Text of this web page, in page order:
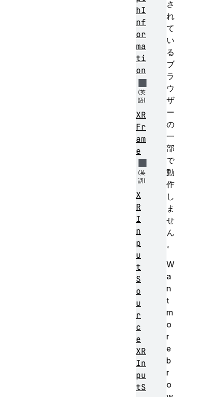
さ
れ
て
い
る
ブ
ラ
ウ
ザ
ー
の
一
部
で
動
作
し
ま
せ
ん
。
W
a
n
t
m
o
r
e
b
r
o
hI
nf
or
ma
ti
on
XR
Fr
am
e
X
R
I
n
p
u
t
S
o
u
r
c
e
XR
In
pu
tS